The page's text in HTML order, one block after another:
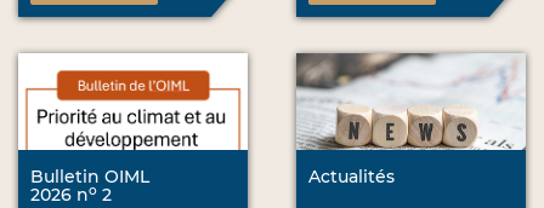
Bulletin OIML
2026 no 2
Actualités